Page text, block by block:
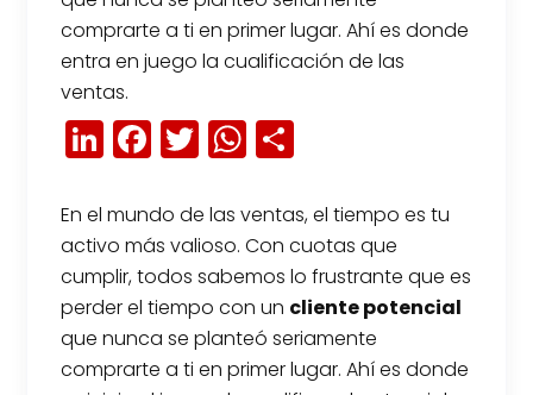
comprarte a ti en primer lugar. Ahí es donde
entra en juego la cualificación de las
ventas.
LinkedIn
Facebook
TwitterWhatsApp
En el mundo de las ventas, el tiempo es tu
activo más valioso. Con cuotas que
cumplir, todos sabemos lo frustrante que es
perder el tiempo con un cliente potencial
que nunca se planteó seriamente
comprarte a ti en primer lugar. Ahí es donde